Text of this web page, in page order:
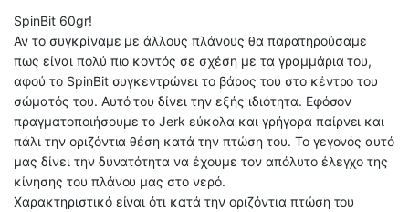
SpinBit 60gr!
Αν το συγκρίναμε με άλλους πλάνους θα παρατηρούσαμε
πως είναι πολύ πιο κοντός σε σχέση με τα γραμμάρια του,
αφού το SpinBit συγκεντρώνει το βάρος του στο κέντρο του
σώματός του. Αυτό του δίνει την εξής ιδιότητα. Εφόσον
πραγματοποιήσουμε το Jerk εύκολα και γρήγορα παίρνει και
πάλι την οριζόντια θέση κατά την πτώση του. Το γεγονός αυτό
μας δίνει την δυνατότητα να έχουμε τον απόλυτο έλεγχο της
κίνησης του πλάνου μας στο νερό.
Χαρακτηριστικό είναι ότι κατά την οριζόντια πτώση του